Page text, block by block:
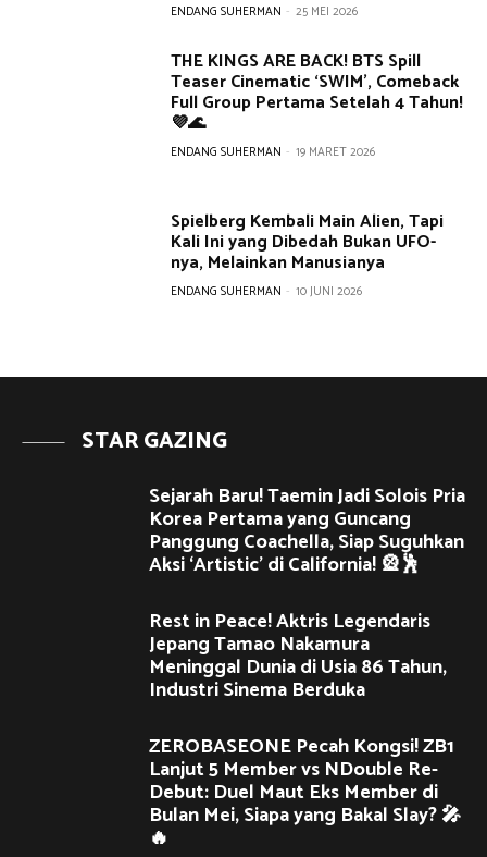
ENDANG SUHERMAN - 25 MEI 2026
THE KINGS ARE BACK! BTS Spill
Teaser Cinematic ‘SWIM’, Comeback
Full Group Pertama Setelah 4 Tahun!
💜🌊
ENDANG SUHERMAN - 19 MARET 2026
Spielberg Kembali Main Alien, Tapi
Kali Ini yang Dibedah Bukan UFO-
nya, Melainkan Manusianya
ENDANG SUHERMAN - 10 JUNI 2026
STAR GAZING
Sejarah Baru! Taemin Jadi Solois Pria
Korea Pertama yang Guncang
Panggung Coachella, Siap Suguhkan
Aksi ‘Artistic’ di California! 🎡🕺
Rest in Peace! Aktris Legendaris
Jepang Tamao Nakamura
Meninggal Dunia di Usia 86 Tahun,
Industri Sinema Berduka
ZEROBASEONE Pecah Kongsi! ZB1
Lanjut 5 Member vs NDouble Re-
Debut: Duel Maut Eks Member di
Bulan Mei, Siapa yang Bakal Slay? 🎤
🔥